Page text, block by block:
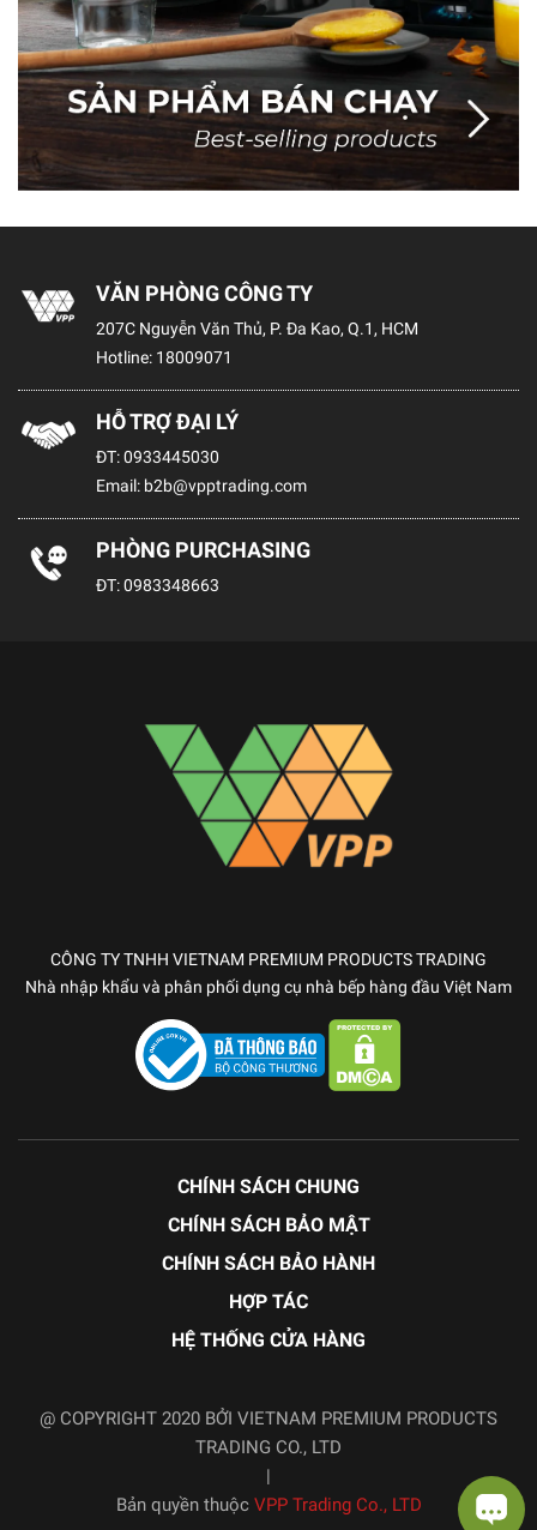
VĂN PHÒNG CÔNG TY
207C Nguyễn Văn Thủ, P. Đa Kao, Q.1, HCM
Hotline: 18009071
HỖ TRỢ ĐẠI LÝ
ĐT:0933445030
Email: b2b@vpptrading.com
PHÒNG PURCHASING
ĐT:0983348663
CÔNG TY TNHH VIETNAM PREMIUM PRODUCTS TRADING
Nhà nhập khẩu và phân phối dụng cụ nhà bếp hàng đầu Việt Nam
CHÍNH SÁCH CHUNG
CHÍNH SÁCH BẢO MẬT
CHÍNH SÁCH BẢO HÀNH
HỢP TÁC
HỆ THỐNG CỬA HÀNG
@ COPYRIGHT 2020 BỞI VIETNAM PREMIUM PRODUCTS
TRADING CO., LTD
|
Bản quyền thuộc VPP Trading Co., LTD